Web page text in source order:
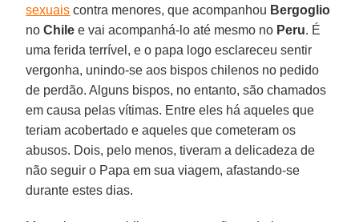
sexuais contra menores, que acompanhou Bergoglio
noChile e vai acompanhá-lo até mesmo no Peru. É
uma ferida terrível, e o papa logo esclareceu sentir
vergonha, unindo-se aos bispos chilenos no pedido
de perdão. Alguns bispos, no entanto, são chamados
em causa pelas vítimas. Entre eles há aqueles que
teriam acobertado e aqueles que cometeram os
abusos. Dois, pelo menos, tiveram a delicadeza de
não seguir o Papa em sua viagem, afastando-se
durante estes dias.